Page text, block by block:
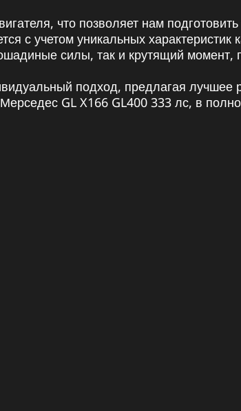
что позволяет нам
с учетом уникальных
силы, так и крутящий момент,
подход, предлагая
GL X166 GL400 333 лс, в